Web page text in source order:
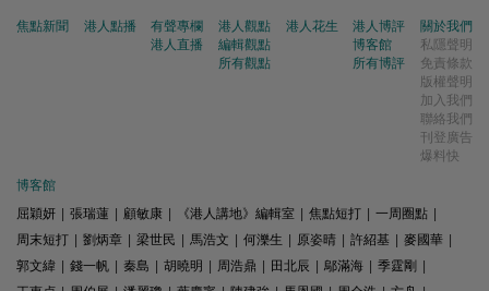
焦點新聞 港人點播
有聲專欄
港人直播
港人觀點
編輯觀點
所有觀點
港人花生
港人博評
博客館
所有博評
關於我們
私隱聲明
免責條款
版權聲明
加入我們
聯絡我們
刊登廣告
爆料快
博客館
屈穎妍
張瑞蓮 顧敏康 《港人講地》編輯室 焦點短打 一周圈點
周末短打
劉炳章 梁世民 馬浩文 何濼生 原姿晴 許紹基 麥國華
郭文緯
錢一帆 秦島 胡曉明 周浩鼎 田北辰 鄔滿海 季霆剛